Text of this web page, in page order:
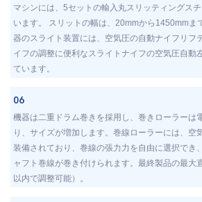
マシンには、5セットの輸入丸スリッティングス
います。 スリットの幅は、20mmから1450mmま
器のスライト装置には、空気圧の自動ナイフリフ
イフの調整に便利なスライトナイフの空気圧自動
ています。
06
機器は二重ドラム巻きを採用し、巻きローラーは
り、サイズが増加します。巻線ローラーには、空
装備されており、巻線の張力力を自由に選択でき
ャフト巻線が巻き付けられます。最終製品の最大
以内で調整可能）。